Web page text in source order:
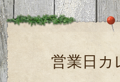
営業日